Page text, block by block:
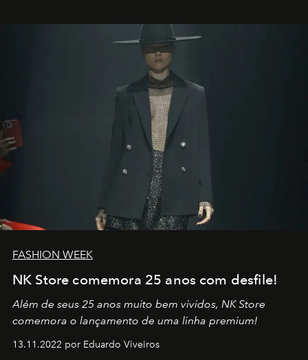
por propósitos, com um claro senso de missão na vida e
FASHION WEEK
NK Store comemora 25 anos com desfile!
Além de seus 25 anos muito bem vividos, NK Store
comemora o lançamento de uma linha premium!
13.11.2022 por Eduardo Viveiros